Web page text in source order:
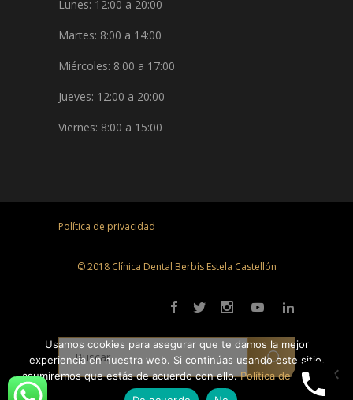
Lunes: 12:00 a 20:00
Martes: 8:00 a 14:00
Miércoles: 8:00 a 17:00
Jueves: 12:00 a 20:00
Viernes: 8:00 a 15:00
Política de privacidad
© 2018 Clínica Dental Berbís Estela Castellón
Usamos cookies para asegurar que te damos la mejor
experiencia en nuestra web. Si continúas usando este sitio,
asumiremos que estás de acuerdo con ello.Política de cookies